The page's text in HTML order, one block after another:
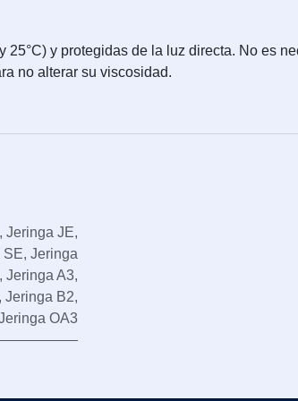
y protegidas de la luz directa. No es
no alterar su viscosidad.
, Jeringa JE,
SE, Jeringa
, Jeringa A3,
, Jeringa B2,
OA3